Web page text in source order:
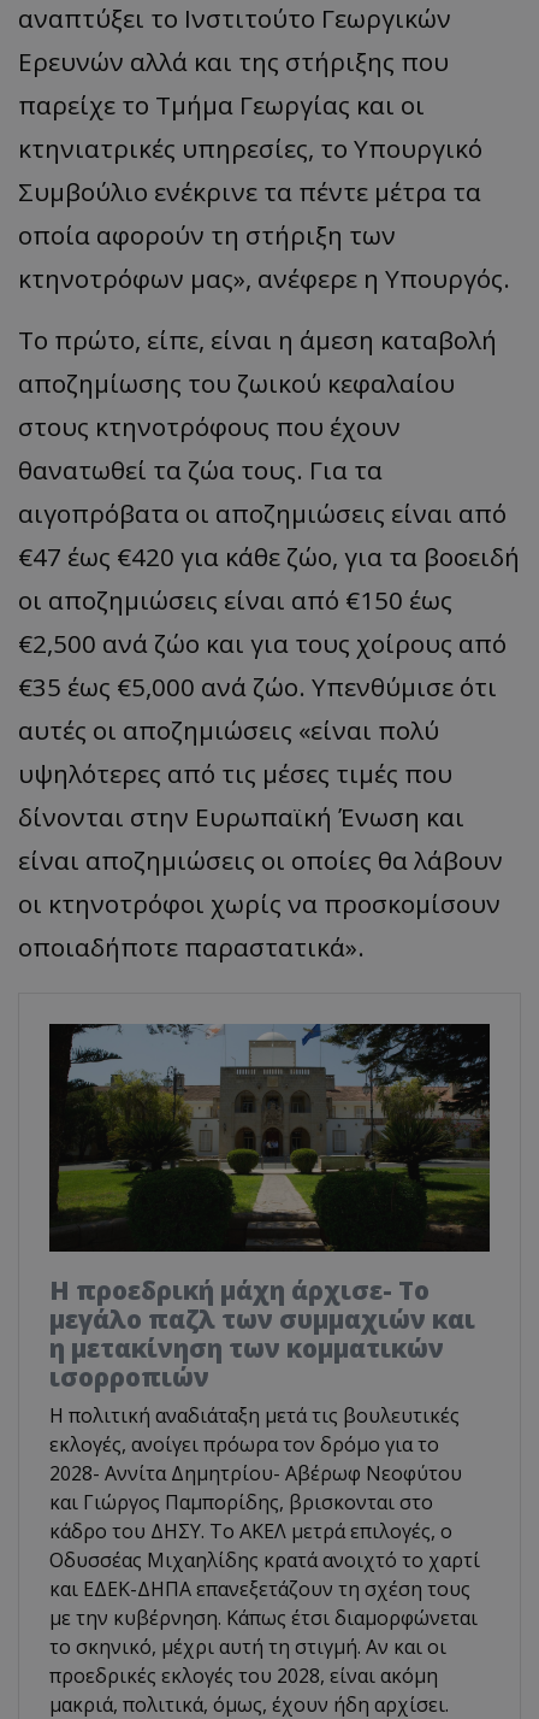
αναπτύξει το Ινστιτούτο Γεωργικών
Ερευνών αλλά και της στήριξης που
παρείχε το Τμήμα Γεωργίας και οι
κτηνιατρικές υπηρεσίες, το Υπουργικό
Συμβούλιο ενέκρινε τα πέντε μέτρα τα
οποία αφορούν τη στήριξη των
κτηνοτρόφων μας», ανέφερε η Υπουργός.
Το πρώτο, είπε, είναι η άμεση καταβολή
αποζημίωσης του ζωικού κεφαλαίου
στους κτηνοτρόφους που έχουν
θανατωθεί τα ζώα τους. Για τα
αιγοπρόβατα οι αποζημιώσεις είναι από
€47 έως €420 για κάθε ζώο, για τα βοοειδή
οι αποζημιώσεις είναι από €150 έως
€2,500 ανά ζώο και για τους χοίρους από
€35 έως €5,000 ανά ζώο. Υπενθύμισε ότι
αυτές οι αποζημιώσεις «είναι πολύ
υψηλότερες από τις μέσες τιμές που
δίνονται στην Ευρωπαϊκή Ένωση και
είναι αποζημιώσεις οι οποίες θα λάβουν
οι κτηνοτρόφοι χωρίς να προσκομίσουν
οποιαδήποτε παραστατικά».
Η προεδρική μάχη άρχισε- Το
μεγάλο παζλ των συμμαχιών και
η μετακίνηση των κομματικών
ισορροπιών
Η πολιτική αναδιάταξη μετά τις βουλευτικές
εκλογές, ανοίγει πρόωρα τον δρόμο για το
2028- Αννίτα Δημητρίου- Αβέρωφ Νεοφύτου
και Γιώργος Παμπορίδης, βρισκονται στο
κάδρο του ΔΗΣΥ. Το ΑΚΕΛ μετρά επιλογές, ο
Οδυσσέας Μιχαηλίδης κρατά ανοιχτό το χαρτί
και ΕΔΕΚ-ΔΗΠΑ επανεξετάζουν τη σχέση τους
με την κυβέρνηση. Κάπως έτσι διαμορφώνεται
το σκηνικό, μέχρι αυτή τη στιγμή. Αν και οι
προεδρικές εκλογές του 2028, είναι ακόμη
μακριά, πολιτικά, όμως, έχουν ήδη αρχίσει.